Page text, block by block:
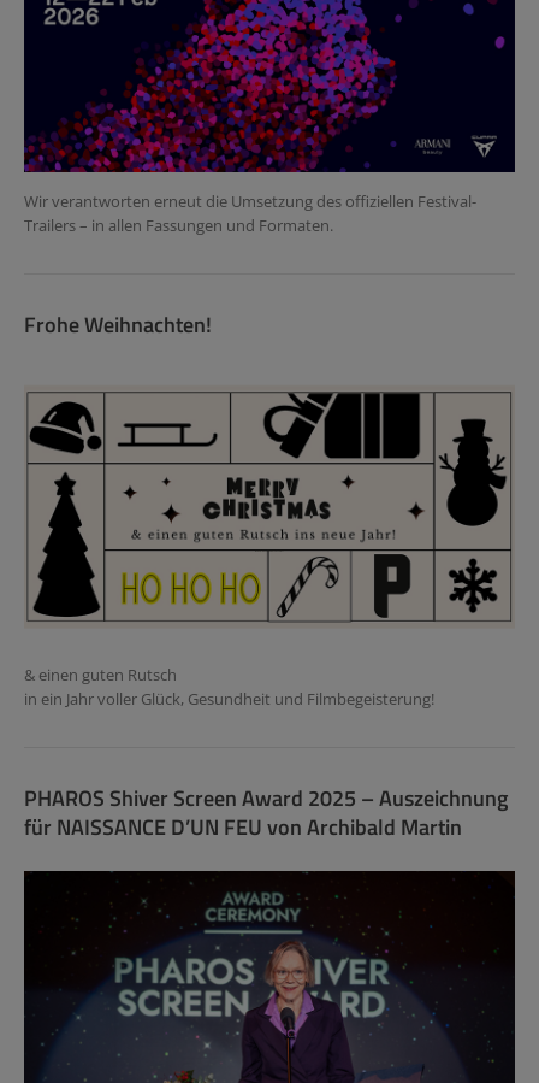
Wir verantworten erneut die Umsetzung des offiziellen Festival-
Trailers – in allen Fassungen und Formaten.
Frohe Weihnachten!
& einen guten Rutsch
in ein Jahr voller Glück, Gesundheit und Filmbegeisterung!
PHAROS Shiver Screen Award 2025 – Auszeichnung
für NAISSANCE D’UN FEU von Archibald Martin